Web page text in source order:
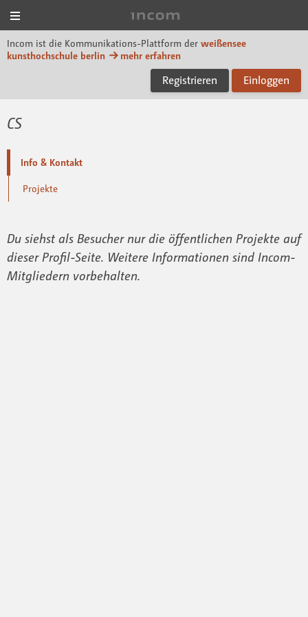
Incom ist die Kommunikations-Plattform der weißensee
kunsthochschule berlin
mehr erfahren
Registrieren Einloggen
CS
Info & Kontakt
Projekte
Du siehst als Besucher nur die öffentlichen Projekte auf
dieser Profil-Seite. Weitere Informationen sind Incom-
Mitgliedern vorbehalten.